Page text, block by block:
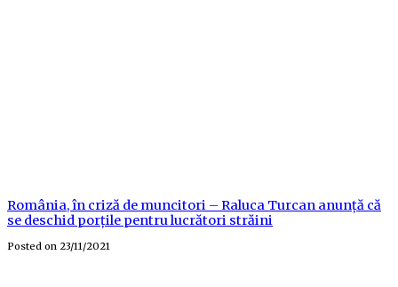
România, în criză de muncitori – Raluca Turcan anunță că
se deschid porțile pentru lucrători străini
Posted on 23/11/2021